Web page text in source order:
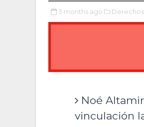
3 months ago
Noé
vinculación